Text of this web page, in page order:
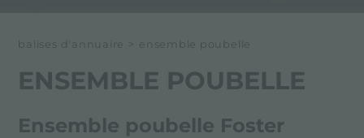
balises d'annuaire > ensemble poubelle
ENSEMBLE POUBELLE
Ensemble poubelle Foster